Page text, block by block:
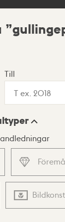
Till
Bildkonst